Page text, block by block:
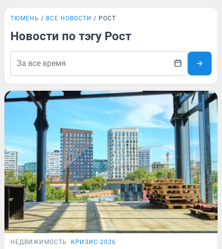
ТЮМЕНЬ ВСЕ НОВОСТИ РОСТ
Новости по тэгу Рост
НЕДВИЖИМОСТЬ КРИЗИС-2026